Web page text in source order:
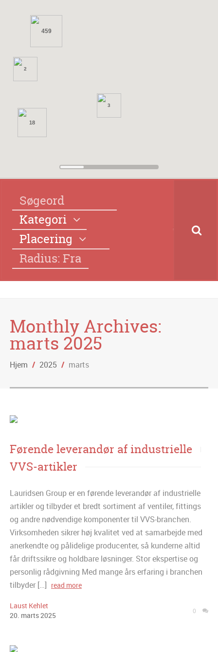
459
18
2
3
Kategori
Placering
Radius: Fra
Monthly Archives:
marts 2025
Hjem / 2025 / marts
Førende leverandør af industrielle
VVS-artikler
Lauridsen Group er en førende leverandør af industrielle
artikler og tilbyder et bredt sortiment af ventiler, fittings
og andre nødvendige komponenter til VVS-branchen.
Virksomheden sikrer høj kvalitet ved at samarbejde med
anerkendte og pålidelige producenter, så kunderne altid
får driftssikre og holdbare løsninger. Stor ekspertise og
personlig rådgivning Med mange års erfaring i branchen
tilbyder […] read more
Laust Kehlet
20. marts2025 0